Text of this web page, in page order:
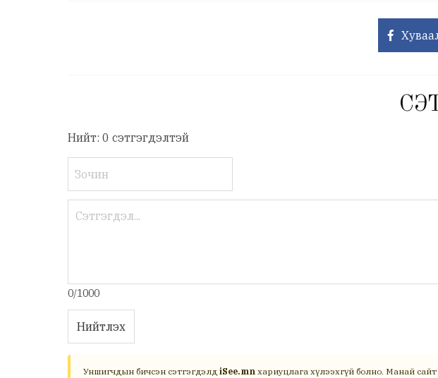
Нийт: 0 сэтгэгдэлтэй
0/1000
Нийтлэх
Уншигчдын бичсэн сэтгэгдэлд iSee.mn хариуцлага хүлээхгүй болно. Манай